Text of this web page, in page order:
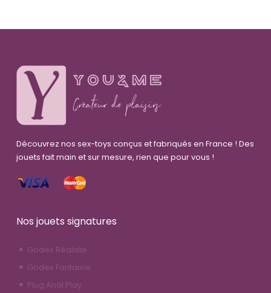
Découvrez nos sex-toys conçus et fabriqués en France ! Des
jouets fait main et sur mesure, rien que pour vous !
Nos jouets signatures
Godes Réaliste
Godes Fantaisie
Plug Anal Play